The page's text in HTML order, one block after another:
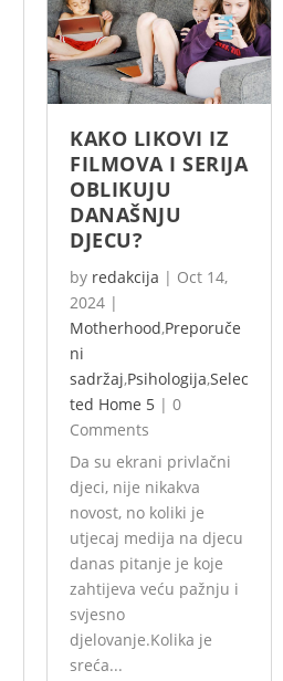
KAKO LIKOVI IZ
FILMOVA I SERIJA
OBLIKUJU
DANAŠNJU
DJECU?
by redakcija | Oct 14,
2024 |
Motherhood,Preporuče
ni
sadržaj,Psihologija,Selec
ted Home 5 | 0
Comments
Da su ekrani privlačni
djeci, nije nikakva
novost, no koliki je
utjecaj medija na djecu
danas pitanje je koje
zahtijeva veću pažnju i
svjesno
djelovanje.Kolika je
sreća...